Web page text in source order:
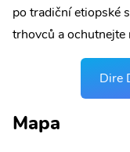
po tradiční etiopské
trhovců a ochutnejte
Dire
Mapa